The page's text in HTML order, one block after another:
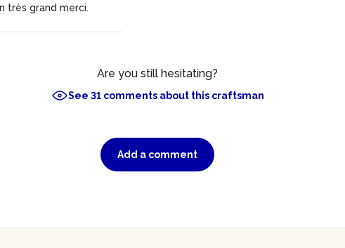
très grand merci.
Are you still hesitating?
See 31 comments about this craftsman
Add a comment